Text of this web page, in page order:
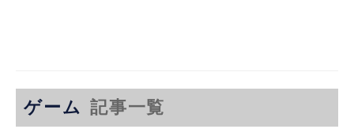
ゲーム 記事一覧